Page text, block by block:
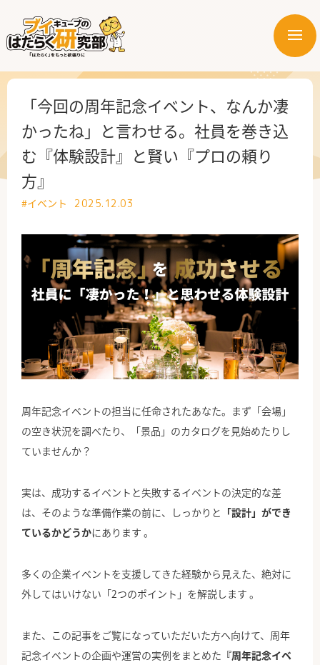
メ
ー
はたらく部署
はたらく課題
はたらく製品・サービス
公式X
公式Facebook
「今回の周年記念イベント、なんか凄
かったね」と言わせる。社員を巻き込
む『体験設計』と賢い『プロの頼り
方』
#イベント 2025.12.03
周年記念イベントの担当に任命されたあなた。まず「会場」
の空き状況を調べたり、「景品」のカタログを見始めたりし
ていませんか？
実は、成功するイベントと失敗するイベントの決定的な差
は、そのような準備作業の前に、しっかりと 「設計」ができ
ているかどうかにあります 。
多くの企業イベントを支援してきた経験から見えた、絶対に
外してはいけない「2つのポイント」を解説します 。
また、この記事をご覧になっていただいた方へ向けて、周年
記念イベントの企画や運営の実例をまとめた 『周年記念イベ